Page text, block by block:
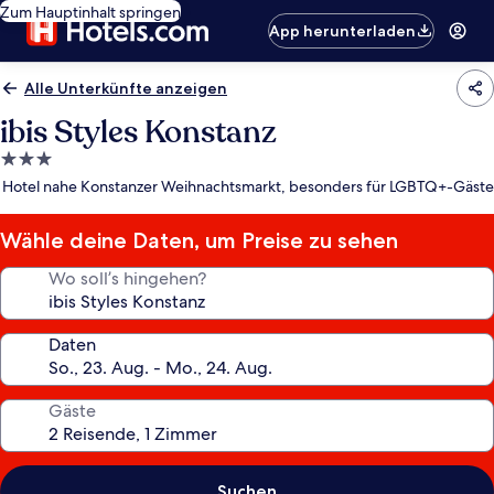
Zum Hauptinhalt springen
App herunterladen
Alle Unterkünfte anzeigen
ibis Styles Konstanz
3.0-
Sterne-
Hotel nahe Konstanzer Weihnachtsmarkt, besonders für LGBTQ+-Gäste
Wähle deine Daten, um Preise zu sehen
Wo soll’s hingehen?
Daten
Gäste